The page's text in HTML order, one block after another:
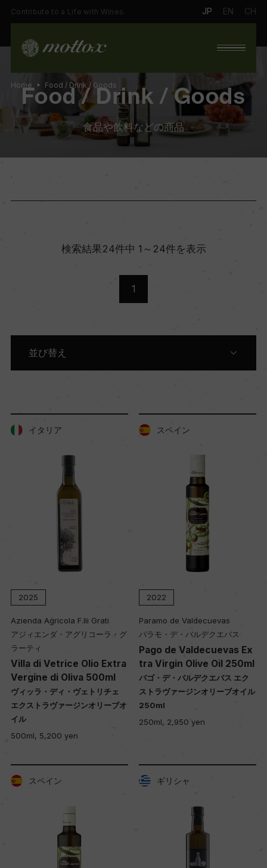
Contribute to a Life with Wines. JP EN CH
Food / Drink / Goods
食品や飲料などの商品
Home Food / Drink / Goods
検索結果24件中 1～24件を表示
1
並び替え
生産者別に表示
商品名別に表示
価格順に表示
イタリア
2025
Azienda Agricola F.lli Grati
アジィエンダ・アグリコーラ・グ
ラーティ
Villa di Vetrice Olio Extra
Vergine di Oliva 500ml
ヴィッラ・ディ・ヴェトリチェ
エクストラヴァージンオリーブオ
イル
500ml, 5,200 yen
スペイン
2022
Paramo de Valdecuevas
パラモ・デ・バルデクエバス
Pago de Valdecuevas Ex
tra Virgin Olive Oil 250ml
パゴ・デ・バルデクエバス エク
ストラヴァージンオリーブオイル
250ml
250ml, 2,950 yen
スペイン ギリシャ